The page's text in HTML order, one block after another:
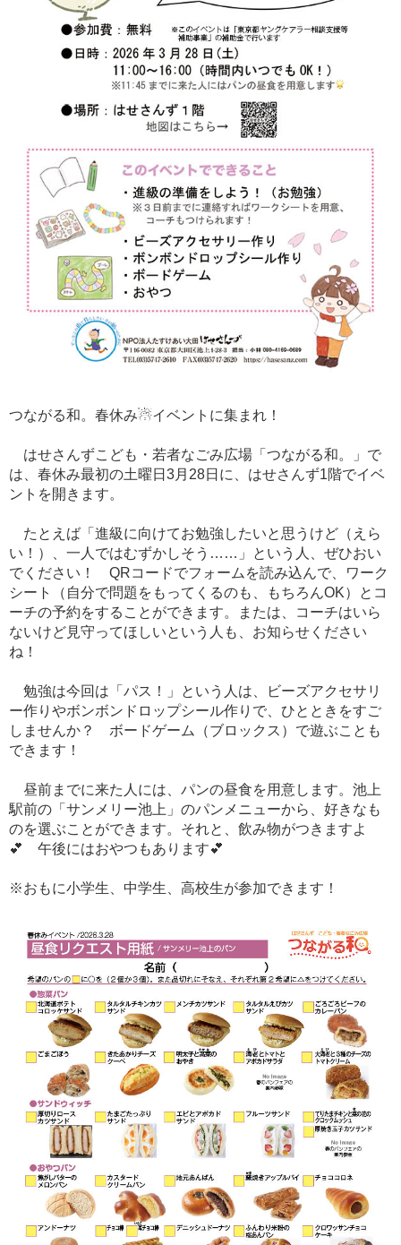
つながる和。春休み☃イベントに集まれ！
はせさんずこども・若者なごみ広場「つながる和。」で
は、春休み最初の土曜日3月28日に、はせさんず1階でイベ
ントを開きます。
たとえば「進級に向けてお勉強したいと思うけど（えら
い！）、一人ではむずかしそう……」という人、ぜひおい
でください！ QRコードでフォームを読み込んで、ワーク
シート（自分で問題をもってくるのも、もちろんOK）とコ
ーチの予約をすることができます。または、コーチはいら
ないけど見守ってほしいという人も、お知らせください
ね！
勉強は今回は「パス！」という人は、ビーズアクセサリ
ー作りやボンボンドロップシール作りで、ひとときをすご
しませんか？ ボードゲーム（ブロックス）で遊ぶことも
できます！
昼前までに来た人には、パンの昼食を用意します。池上
駅前の「サンメリー池上」のパンメニューから、好きなも
のを選ぶことができます。それと、飲み物がつきますよ
💕 午後にはおやつもあります💕
※おもに小学生、中学生、高校生が参加できます！